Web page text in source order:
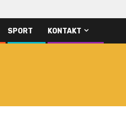
SPORT KONTAKT